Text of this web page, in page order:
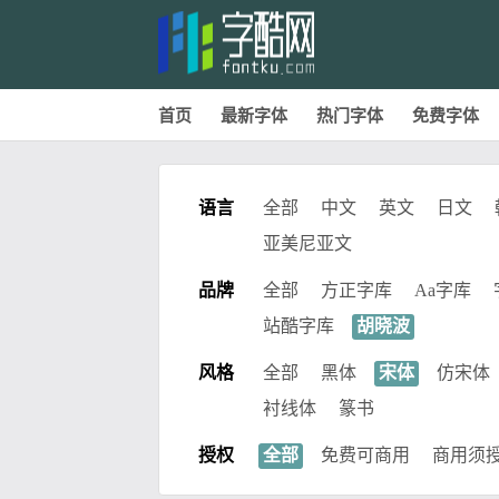
首页 最新字体 热门字体 免费字体
语言 全部 中文 英文 日文
亚美尼亚文
品牌 全部 方正字库 Aa字库
站酷字库
胡晓波
风格 全部 黑体 宋体
仿宋体
衬线体
篆书
授权 全部 免费可商用 商用须